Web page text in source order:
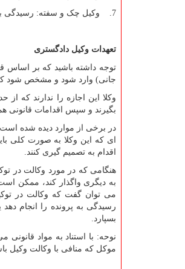
7. وکیل چک و سفته: رسیدگی به چک و سفته برگشتی و.......
تعهدات وکیل دادگستری
توجه داشته باشید که بر اساس
جانی) وارد شود و مشخص شود
وکلا این اجازه را ندارند که
بگیرند و سپس اقدامات قانونی
در برخی از موارد دیده شده
ای که این وکلا به صورت کلی
اقدام به تصمیم گیری کنند.
هنگامی که در مورد وکالت در
به دیگری واگذار کند، ممکن
می توان گفت که وکالت در
رسیدگی به پرونده را انجام
بسپارد.
نوحه: با استناد به مواد
موکل که منافی با وکالت وکیل